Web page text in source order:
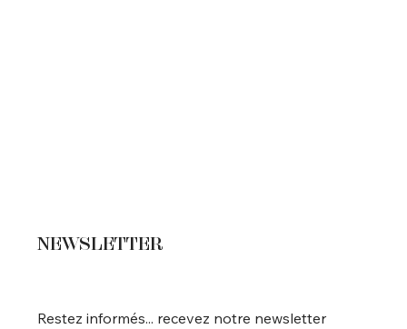
Restez informés... recevez notre newsletter
NEWSLETTER